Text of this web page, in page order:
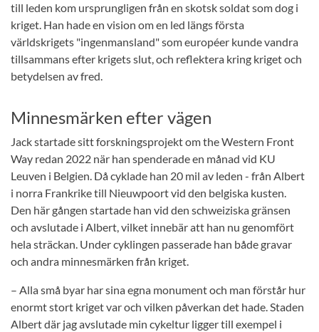
till leden kom ursprungligen från en skotsk soldat som dog i
kriget. Han hade en vision om en led längs första
världskrigets "ingenmansland" som européer kunde vandra
tillsammans efter krigets slut, och reflektera kring kriget och
betydelsen av fred.
Minnesmärken efter vägen
Jack startade sitt forskningsprojekt om the Western Front
Way redan 2022 när han spenderade en månad vid KU
Leuven i Belgien. Då cyklade han 20 mil av leden - från Albert
i norra Frankrike till Nieuwpoort vid den belgiska kusten.
Den här gången startade han vid den schweiziska gränsen
och avslutade i Albert, vilket innebär att han nu genomfört
hela sträckan. Under cyklingen passerade han både gravar
och andra minnesmärken från kriget.
– Alla små byar har sina egna monument och man förstår hur
enormt stort kriget var och vilken påverkan det hade. Staden
Albert där jag avslutade min cykeltur ligger till exempel i